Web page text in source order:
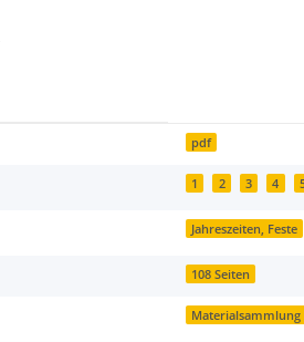
pdf
1 2 3 4
Jahreszeiten, Feste
108 Seiten